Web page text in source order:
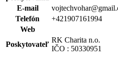
E-mail
Telefón
+421907161994
Web
Poskytovateľ
RK Charita n.o.
IČO : 50330951